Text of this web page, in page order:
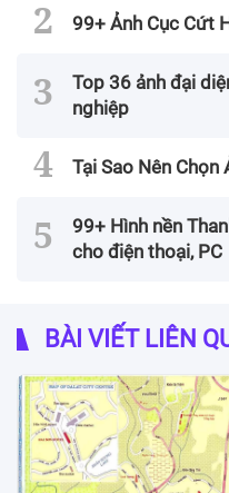
99+ Ảnh Cục Cứt
Top 36 ảnh đại
nghiệp
Tại Sao Nên
99+ Hình nền
cho điện thoại, PC
BÀI VIẾT LIÊN